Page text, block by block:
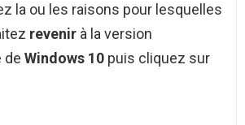
la ou les raisons pour lesquelles
revenir à la version
de Windows 10 puis cliquez sur